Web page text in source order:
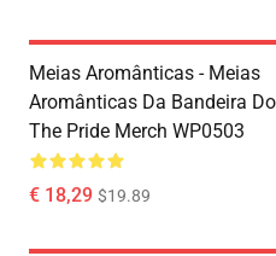
Meias Aromânticas - Meias
Aromânticas Da Bandeira
The Pride Merch WP0503
€ 18,29 $19.89